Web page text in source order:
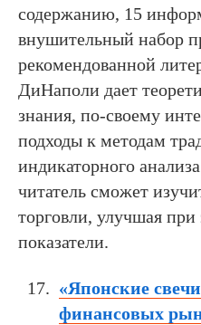
содержанию, 15
внушительный набор
рекомендованной
ДиНаполи дает
знания, по-своему
подходы к методам
индикаторного
читатель сможет
торговли, улучшая
показатели.
«Японские
финансовых